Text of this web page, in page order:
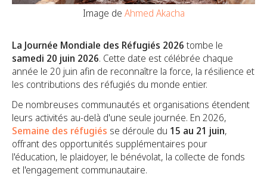
Image de Ahmed Akacha
La Journée Mondiale des Réfugiés 2026 tombe le
samedi 20 juin 2026. Cette date est célébrée chaque
année le 20 juin afin de reconnaître la force, la résilience et
les contributions des réfugiés du monde entier.
De nombreuses communautés et organisations étendent
leurs activités au-delà d'une seule journée. En 2026,
Semaine des réfugiés se déroule du 15 au 21 juin,
offrant des opportunités supplémentaires pour
l'éducation, le plaidoyer, le bénévolat, la collecte de fonds
et l'engagement communautaire.